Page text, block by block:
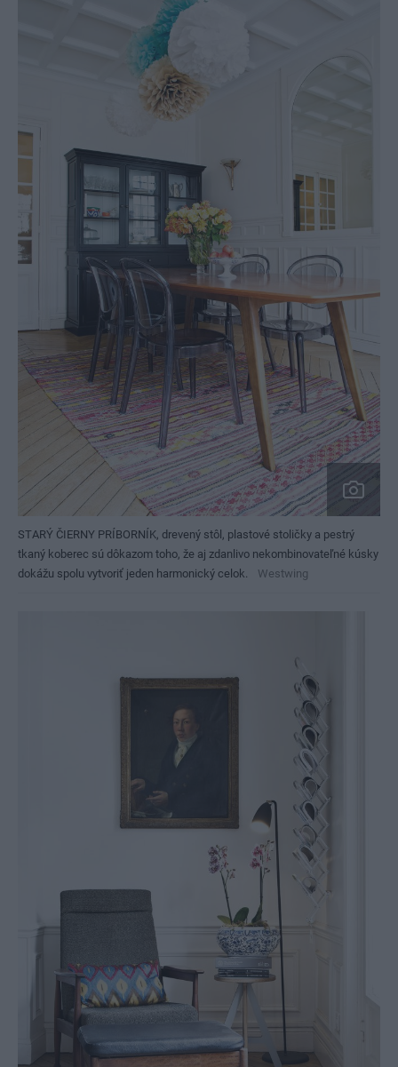
STARÝ ČIERNY PRÍBORNÍK, drevený stôl, plastové stoličky a pestrý
tkaný koberec sú dôkazom toho, že aj zdanlivo nekombinovateľné kúsky
dokážu spolu vytvoriť jeden harmonický celok.
Westwing